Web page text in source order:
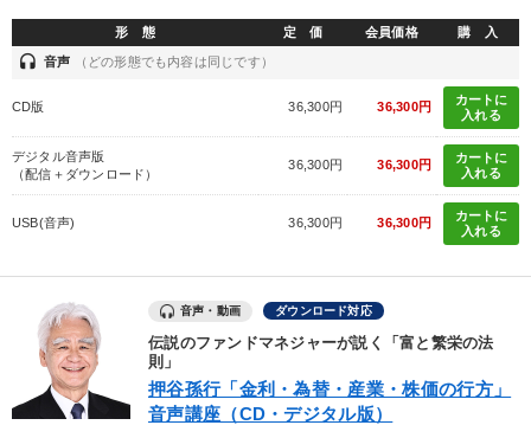
形 態 定 価 会員価格 購 入
headset 音声 （どの形態でも内容は同じです）
CD版 36,300円 36,300円
カートに
入れる
デジタル音声版
（配信＋ダウンロード）
36,300円 36,300円
カートに
入れる
USB(音声) 36,300円 36,300円
カートに
入れる
音声・動画 ダウンロード対応
伝説のファンドマネジャーが説く「富と繁栄の法
則」
押谷孫行「金利・為替・産業・株価の行方」
音声講座（CD・デジタル版）